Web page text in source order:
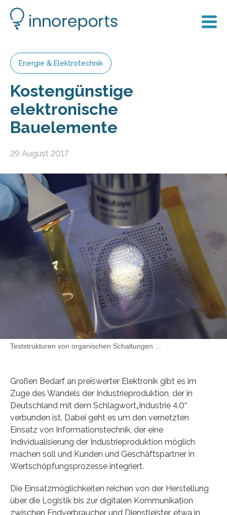
Energie & Elektrotechnik
Kostengünstige
elektronische
Bauelemente
29 August 2017
Teststrukturen von organischen Schaltungen ...
Großen Bedarf an preiswerter Elektronik gibt es im
Zuge des Wandels der Industrieproduktion, der in
Deutschland mit dem Schlagwort„Industrie 4.0“
verbunden ist. Dabei geht es um den vernetzten
Einsatz von Informationstechnik, der eine
Individualisierung der Industrieproduktion möglich
machen soll und Kunden und Geschäftspartner in
Wertschöpfungsprozesse integriert.
Die Einsatzmöglichkeiten reichen von der Herstellung
über die Logistik bis zur digitalen Kommunikation
zwischen Endverbraucher und Dienstleister, etwa in